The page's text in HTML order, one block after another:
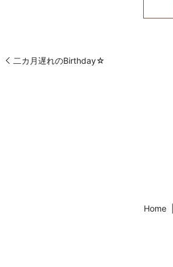
二カ月遅れのBirthday☆
Home